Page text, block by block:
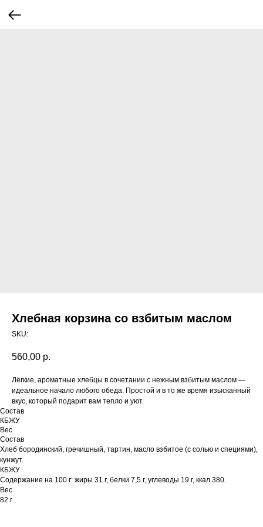
Хлебная корзина со взбитым маслом
SKU:
560,00 р.
Лёгкие, ароматные хлебцы в сочетании с нежным взбитым маслом —
идеальное начало любого обеда. Простой и в то же время изысканный
вкус, который подарит вам тепло и уют.
Состав
КБЖУ
Вес
Состав
Хлеб бородинский, гречишный, тартин, масло взбитое (с солью и специями),
кунжут.
КБЖУ
Содержание на 100 г: жиры 31 г, белки 7,5 г, углеводы 19 г, ккал 380.
Вес
82 г